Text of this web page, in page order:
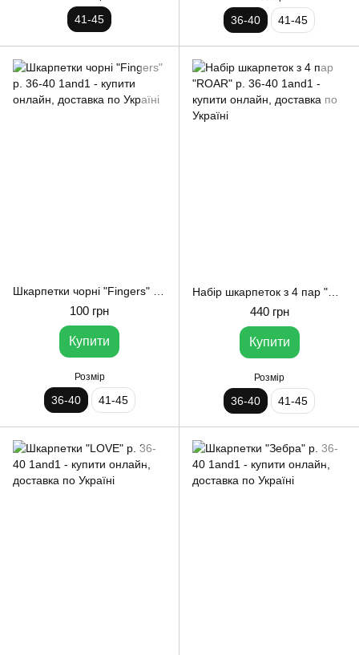
41-45 36-40 41-45
100 грн
Купити
Розмір
36-40 41-45
440 грн
Купити
Розмір
36-40 41-45